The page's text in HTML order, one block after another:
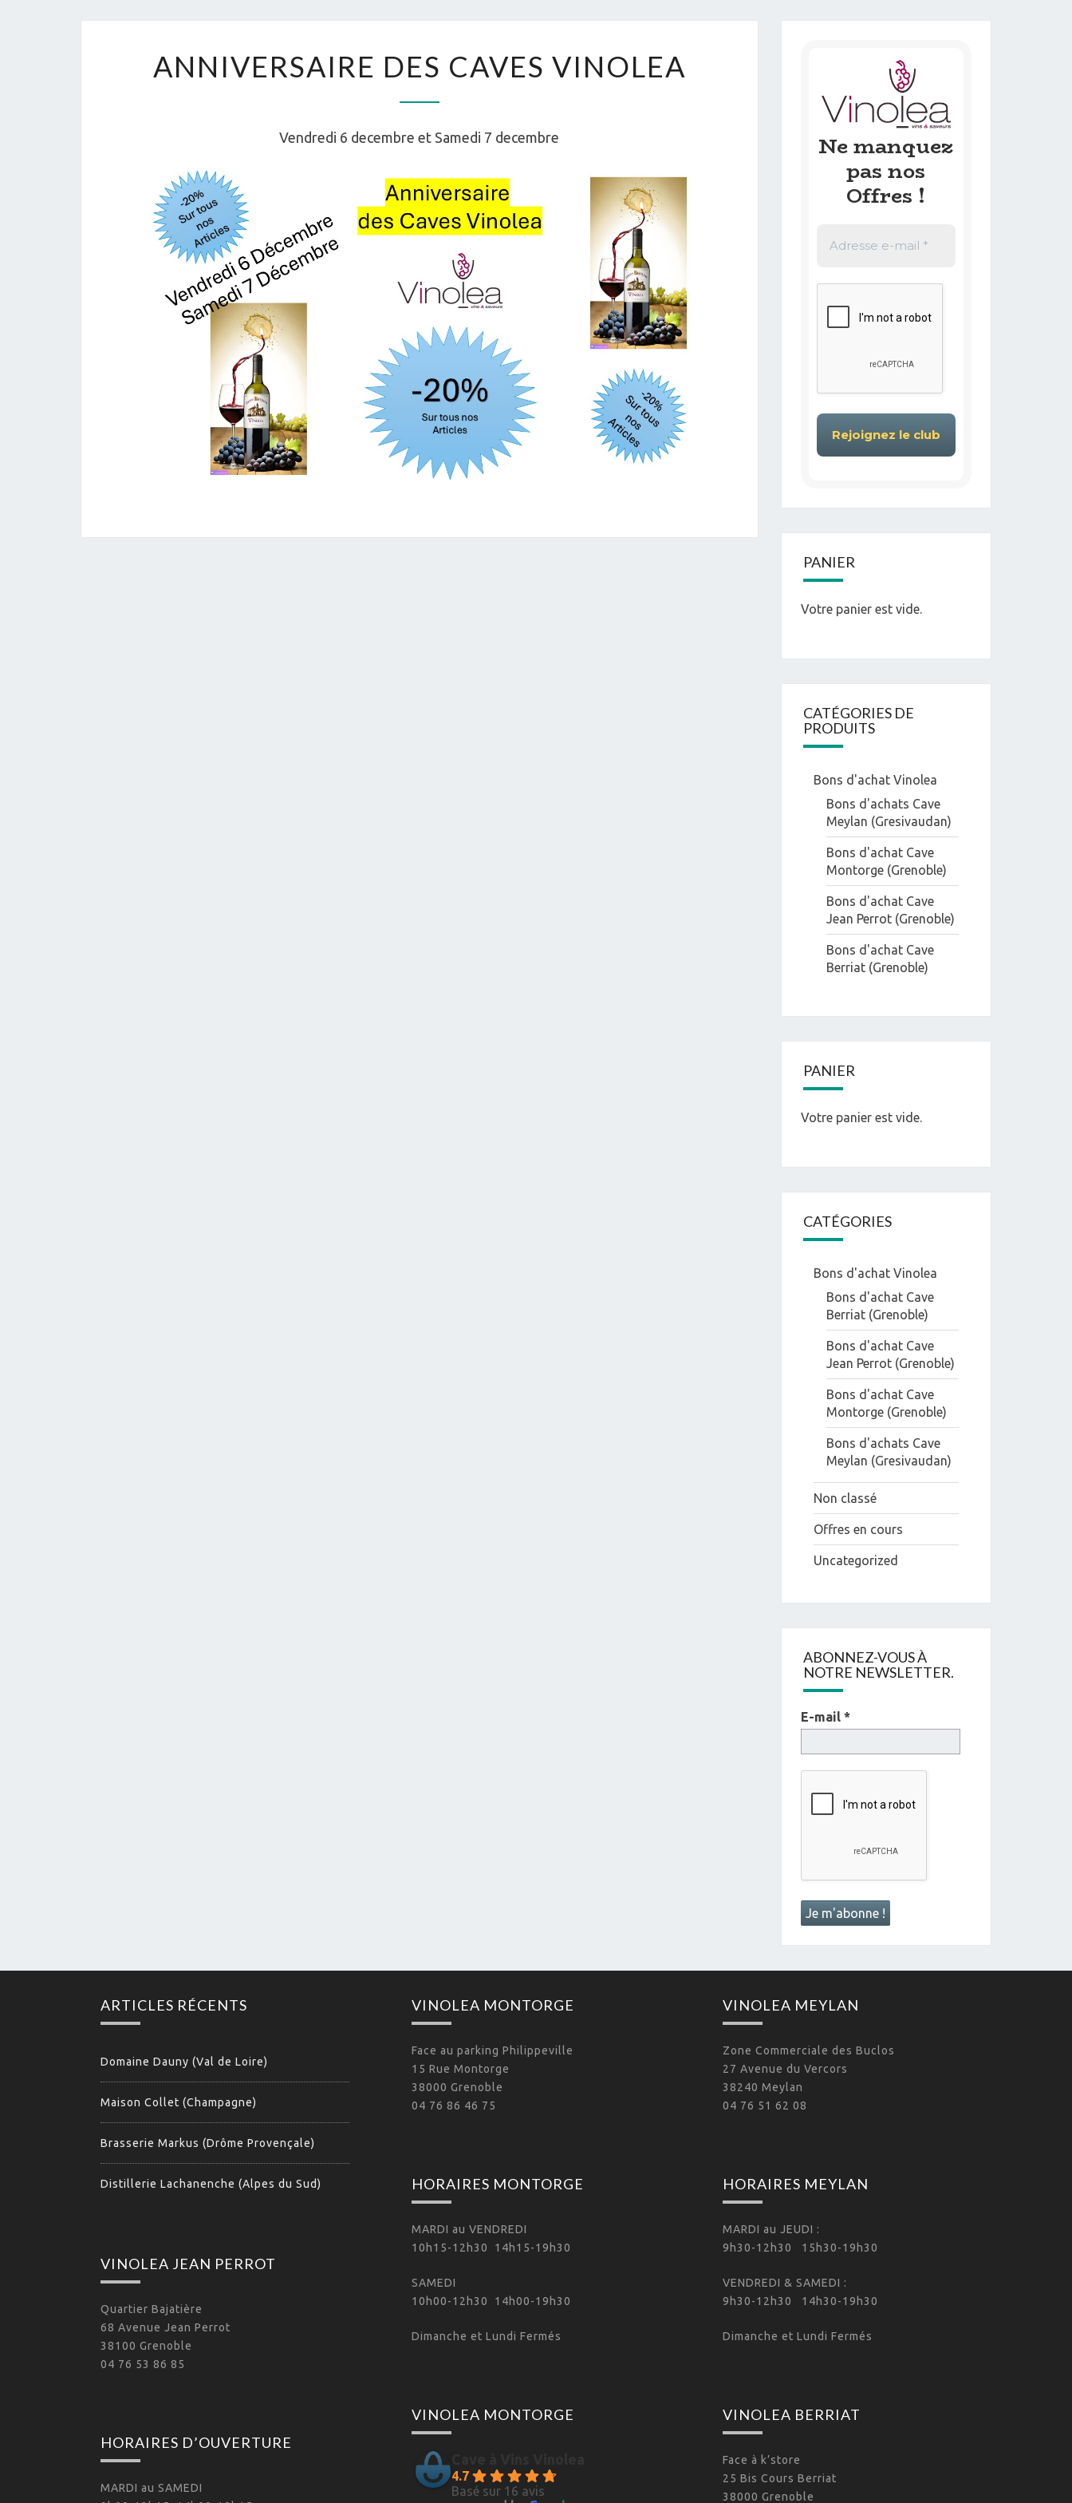
DES
VINOLEA
ANNIVERSAIRE DES CAVES VINOLEA
Vendredi 6 decembre et Samedi 7 decembre Ne manquez
pas nos
Offres !
PANIER
Votre panier est vide.
CATÉGORIES DE
PRODUITS
Bons d'achat Vinolea
Bons d'achats Cave
Meylan (Gresivaudan)
Bons d'achat Cave
Montorge (Grenoble)
Bons d'achat Cave
Jean Perrot (Grenoble)
Bons d'achat Cave
Berriat (Grenoble)
PANIER
Votre panier est vide.
CATÉGORIES
Bons d'achat Vinolea
Bons d'achat Cave
Berriat (Grenoble)
Bons d'achat Cave
Jean Perrot (Grenoble)
Bons d'achat Cave
Montorge (Grenoble)
Bons d'achats Cave
Meylan (Gresivaudan)
Non classé
Offres en cours
Uncategorized
ABONNEZ-VOUS À
NOTRE NEWSLETTER.
E-mail *
ARTICLES RÉCENTS
Domaine Dauny (Val de Loire)
Maison Collet (Champagne)
Brasserie Markus (Drôme Provençale)
Distillerie Lachanenche (Alpes du Sud)
VINOLEA JEAN PERROT
Quartier Bajatière
68 Avenue Jean Perrot
38100 Grenoble
04 76 53 86 85
HORAIRES D’OUVERTURE
MARDI au SAMEDI
VINOLEA MONTORGE
Face au parking Philippeville
15 Rue Montorge
38000 Grenoble
04 76 86 46 75
HORAIRES MONTORGE
MARDI au VENDREDI
10h15-12h30 14h15-19h30
SAMEDI
10h00-12h30 14h00-19h30
Dimanche et Lundi Fermés
VINOLEA MONTORGE
4.7
Basé sur 16 avis
VINOLEA MEYLAN
Zone Commerciale des Buclos
27 Avenue du Vercors
38240 Meylan
04 76 51 62 08
HORAIRES MEYLAN
MARDI au JEUDI :
9h30-12h30 15h30-19h30
VENDREDI & SAMEDI :
9h30-12h30 14h30-19h30
Dimanche et Lundi Fermés
VINOLEA BERRIAT
Face à k’store
25 Bis Cours Berriat
38000 Grenoble